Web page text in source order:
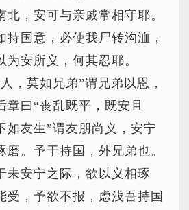
北，安可与亲戚常相守耶。
持国意，必使我尸转沟洫，
为安所义，何其忍耶。
，莫如兄弟”谓兄弟以恩，
章曰“丧乱既平，既安且
如友生”谓友朋尚义，安宁
磨。予于持国，外兄弟也。
未安宁之际，欲以义相琢
受，予欲不报，虑浅吾持国